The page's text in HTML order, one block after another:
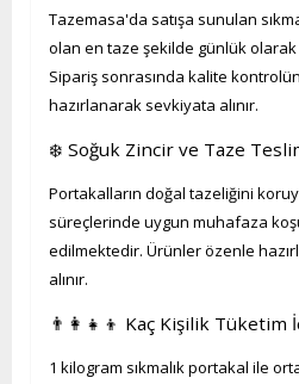
Tazemasa'da satışa sunulan
olan en taze şekilde günlük
Sipariş sonrasında kalite
hazırlanarak sevkiyata alınır.
❄️ Soğuk Zincir ve Taze
Portakalların doğal tazeliğini
süreçlerinde uygun muhafaza
edilmektedir. Ürünler özenle
alınır.
👨‍👩‍👧‍👦 Kaç Kişilik Tüketim
1 kilogram sıkmalık portakal ile